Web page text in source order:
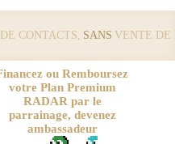
SANSVENTE DE
ou Remboursez
votre Plan Premium
RADAR par le
parrainage, devenez
ambassadeur